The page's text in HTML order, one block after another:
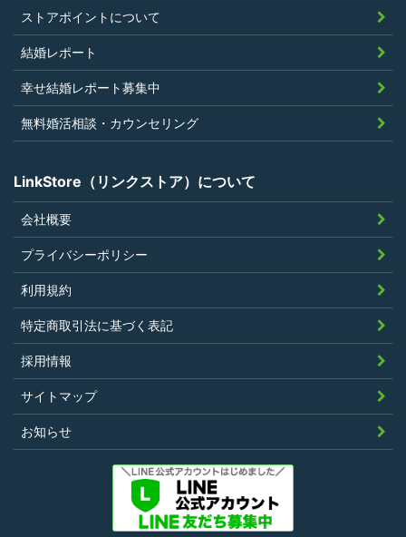
過去に会員登録を抹消されたり、利用停
止処分を受けたことがないこと
当社の提供するサービスと同一または類
似のサービスを提供することを業とする
法人または個人若しくはそれらの従業者
でないこと
利用者は、本規約に違反することなく、
LinkStoreを利用することにより、当社が定
める基準に従ったポイントの付与を受けるこ
とができます。
その他、キャンペーンなど当社の判断により
随時ポイントの付与をすることがあります。
第5条（ポイント利用）
ストアポイントについて
結婚レポート
幸せ結婚レポート募集中
無料婚活相談・カウンセリング
LinkStore（リンクストア）について
会社概要
プライバシーポリシー
利用規約
特定商取引法に基づく表記
採用情報
サイトマップ
お知らせ